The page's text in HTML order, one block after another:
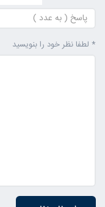
* لطفا نظر خود را بنویسید